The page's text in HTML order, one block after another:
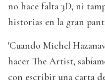
no hace falta 3D, ni
historias en la gran
'Cuando Michel
hacer The Artist,
con escribir una carta